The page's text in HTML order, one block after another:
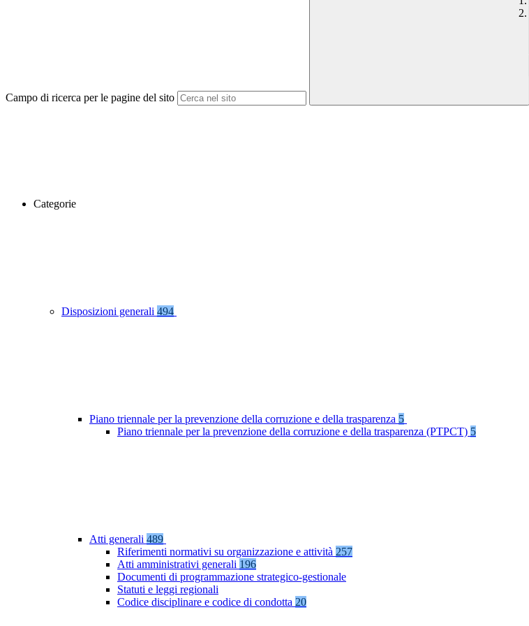
Campo di ricerca per le pagine del sito
Categorie
Disposizioni generali 494
Piano triennale per la prevenzione della corruzione e della trasparenza 5
Piano triennale per la prevenzione della corruzione e della trasparenza (PTPCT) 5
Atti generali 489
Riferimenti normativi su organizzazione e attività 257
Atti amministrativi generali 196
Documenti di programmazione strategico-gestionale
Statuti e leggi regionali
Codice disciplinare e codice di condotta 20